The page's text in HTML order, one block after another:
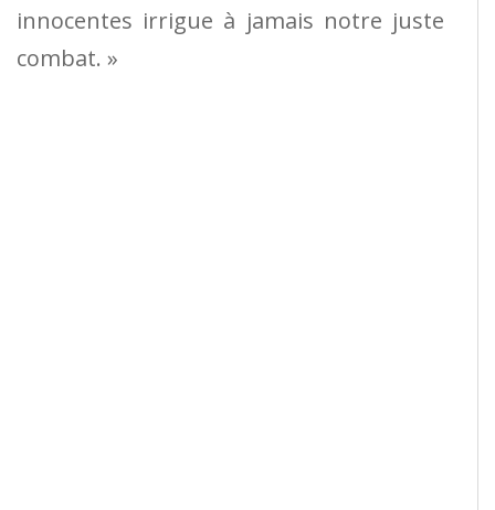
innocentes irrigue à jamais notre juste
combat. »